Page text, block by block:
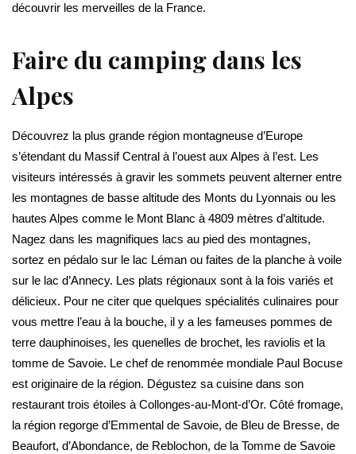
découvrir les merveilles de la France.
Faire du camping dans les
Alpes
Découvrez la plus grande région montagneuse d’Europe
s’étendant du Massif Central à l’ouest aux Alpes à l’est. Les
visiteurs intéressés à gravir les sommets peuvent alterner entre
les montagnes de basse altitude des Monts du Lyonnais ou les
hautes Alpes comme le Mont Blanc à 4809 mètres d’altitude.
Nagez dans les magnifiques lacs au pied des montagnes,
sortez en pédalo sur le lac Léman ou faites de la planche à voile
sur le lac d’Annecy. Les plats régionaux sont à la fois variés et
délicieux. Pour ne citer que quelques spécialités culinaires pour
vous mettre l’eau à la bouche, il y a les fameuses pommes de
terre dauphinoises, les quenelles de brochet, les raviolis et la
tomme de Savoie. Le chef de renommée mondiale Paul Bocuse
est originaire de la région. Dégustez sa cuisine dans son
restaurant trois étoiles à Collonges-au-Mont-d’Or. Côté fromage,
la région regorge d’Emmental de Savoie, de Bleu de Bresse, de
Beaufort, d’Abondance, de Reblochon, de la Tomme de Savoie